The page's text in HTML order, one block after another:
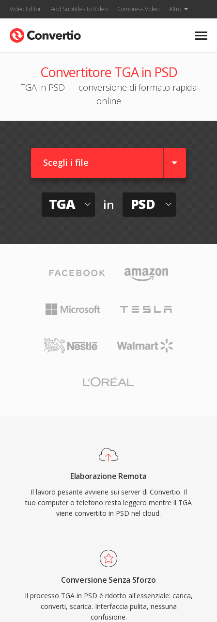
Video Editor Add Subtitles to Video Compress Video Altro
Convertitore TGA in PSD
TGA in PSD — conversione di formato rapida
online
Scegli i file
TGA in PSD
Elaborazione Remota
Il lavoro pesante avviene sui server di Convertio. Il
tuo computer o telefono resta leggero mentre il TGA
viene convertito in PSD nel cloud.
Conversione Senza Sforzo
Il processo TGA in PSD è ridotto all'essenziale: carica,
converti, scarica. Interfaccia pulita, nessuna
confusione.